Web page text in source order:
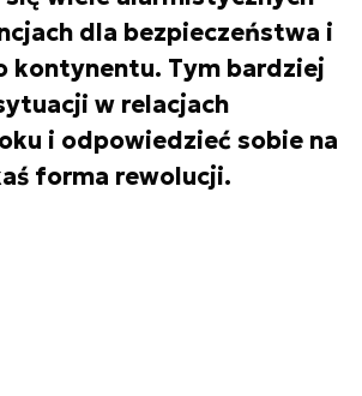
dla bezpieczeństwa i
kontynentu. Tym bardziej
w relacjach
i odpowiedzieć sobie na
forma rewolucji.